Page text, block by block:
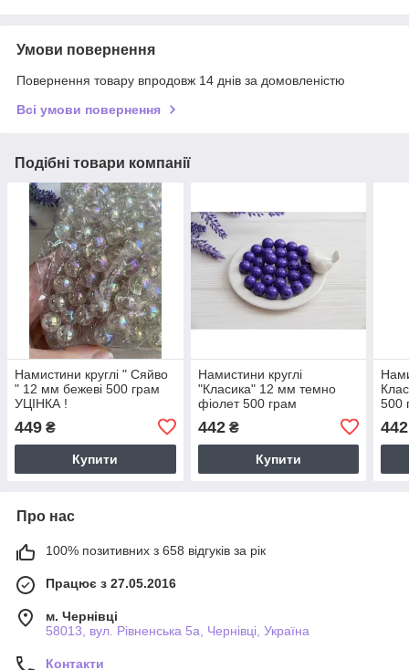
Умови повернення
Повернення товару впродовж 14 днів за домовленістю
Всі умови повернення
Подібні товари компанії
Намистини круглі " Сяйво
" 12 мм бежеві 500 грам
УЦІНКА !
449 ₴
Купити
Намистини круглі
"Класика" 12 мм темно
фіолет 500 грам
442₴
Купити
500
442
Про нас
100% позитивних з 658 відгуків за рік
Працює з 27.05.2016
м. Чернівці
58013, вул. Рівненська 5а, Чернівці, Україна
Контакти